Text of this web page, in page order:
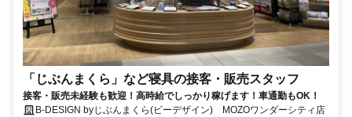
「じぶんまくら」など寝具の接客・販売スタッフ
接客・販売未経験も歓迎！高時給でしっかり稼げます！車通勤もOK！
B-DESIGN byじぶんまくら(ビーデザイン) MOZOワンダーシティ店